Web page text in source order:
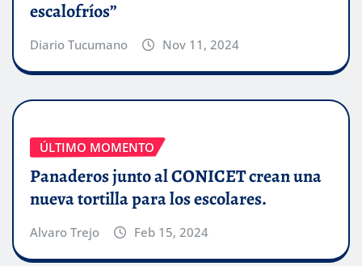
escalofríos”
Diario Tucumano Nov 11, 2024
ÚLTIMO MOMENTO
Panaderos junto al CONICET crean una
nueva tortilla para los escolares.
Alvaro Trejo Feb 15, 2024